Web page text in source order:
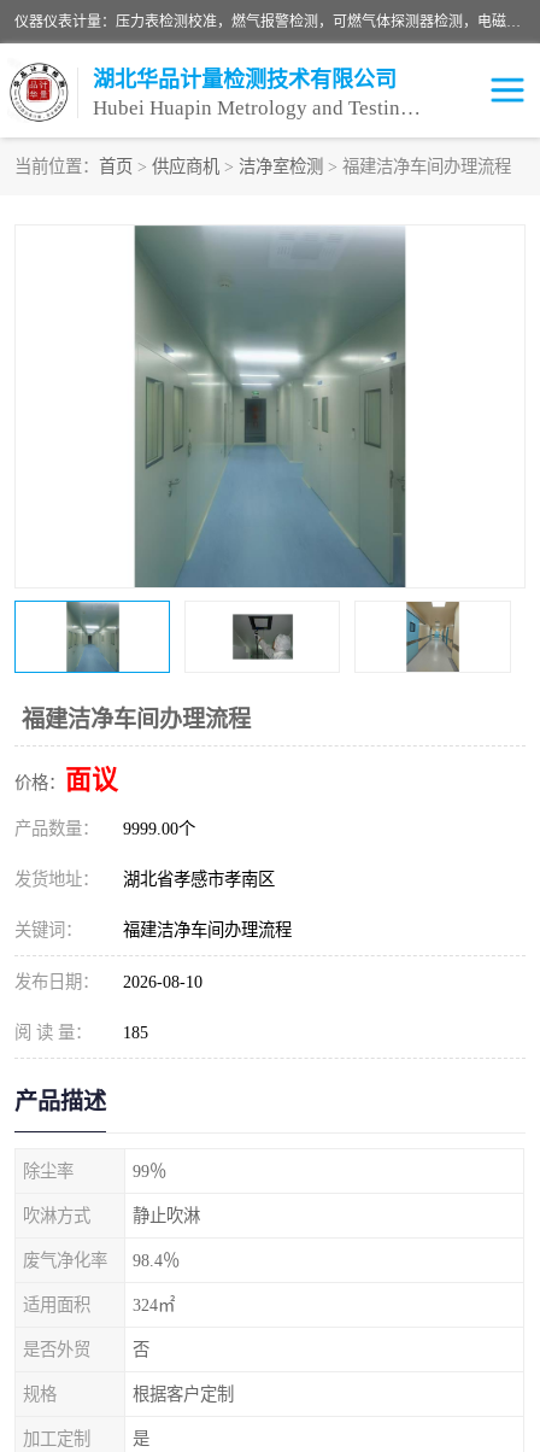
仪器仪表计量：压力表检测校准，燃气报警检测，可燃气体探测器检测，电磁流量计检测校准，明渠流量计检测，千斤顶检测标定，仪器校准，量具校准，仪表检测，仪器检测，计量设备校准；洁净室检测：洁净度检测，洁净厂房检测，无尘洁净室检测，悬浮粒子检测，*过滤器检测；安全阀校验：安全阀校验，安全阀检验，安全阀检测，安全阀年检，安全阀校正，安全阀校准；
湖北华品计量检测技术有限公司
Hubei Huapin Metrology and Testing Technology Co. , Ltd.
当前位置： 首页 > 供应商机 > 洁净室检测 > 福建洁净车间办理流程
福建洁净车间办理流程
价格： 面议
产品数量： 9999.00个
发货地址： 湖北省孝感市孝南区
关键词： 福建洁净车间办理流程
发布日期： 2026-08-10
阅 读 量： 185
产品描述
除尘率 99％
吹淋方式 静止吹淋
废气净化率 98.4％
适用面积 324㎡
是否外贸 否
规格 根据客户定制
加工定制 是